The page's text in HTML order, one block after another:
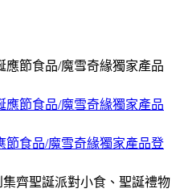
節食品/魔雪奇緣獨家產品登
齊聖誕派對小食、聖誕禮物